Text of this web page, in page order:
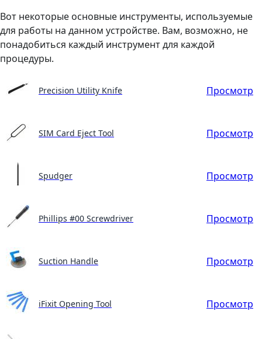
Вот некоторые основные инструменты, используемые
для работы на данном устройстве. Вам, возможно, не
понадобиться каждый инструмент для каждой
процедуры.
Precision Utility Knife Просмотр
SIM Card Eject Tool Просмотр
Spudger Просмотр
Phillips #00 Screwdriver Просмотр
Suction Handle Просмотр
iFixit Opening Tool Просмотр